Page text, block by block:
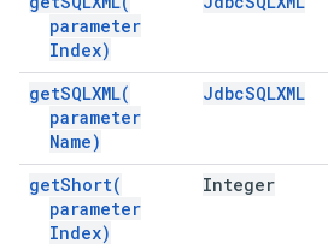
parameter
Index)
getSQLXML(
parameter
Name)
JdbcSQLXML
getShort(
parameter
Index)
Integer